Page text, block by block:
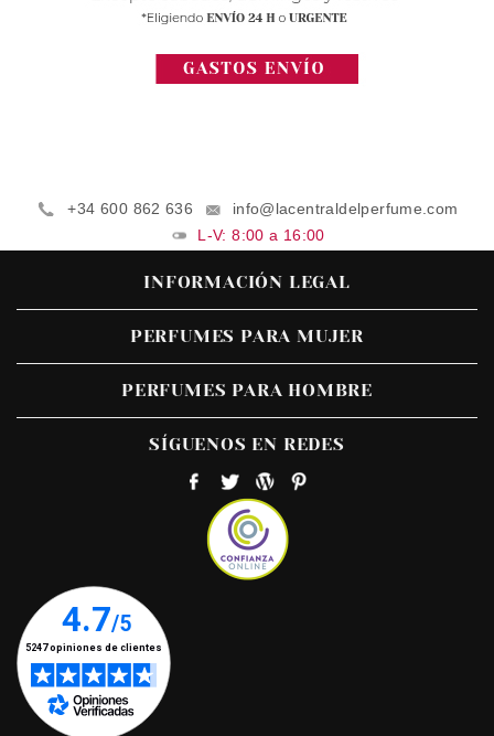
+34 600 862 636
info@lacentraldelperfume.com
L-V: 8:00 a 16:00
INFORMACIÓN LEGAL
PERFUMES PARA MUJER
PERFUMES PARA HOMBRE
SÍGUENOS EN REDES